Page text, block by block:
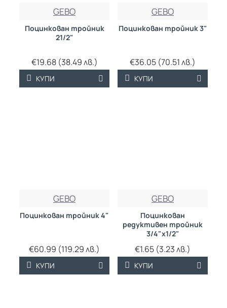
GEBO
Поцинкован тройник
21/2"
€19.68 (38.49 лв.)
КУПИ
GEBO
Поцинкован тройник 3"
€36.05 (70.51 лв.)
КУПИ
GEBO
Поцинкован тройник 4"
€60.99 (119.29 лв.)
КУПИ
GEBO
Поцинкован
редуктивен тройник
3/4"х1/2"
€1.65 (3.23 лв.)
КУПИ